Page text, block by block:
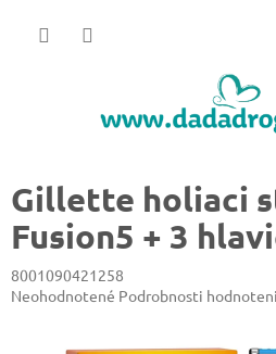
Gillette holiaci
Fusion5 + 3
8001090421258
Priemerné
Neohodnotené Podrobnosti